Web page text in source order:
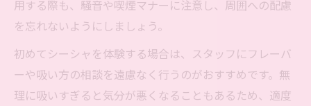
用する際も、騒音や喫煙マナーに注意し、周囲への配慮
を忘れないようにしましょう。
初めてシーシャを体験する場合は、スタッフにフレーバ
ーや吸い方の相談を遠慮なく行うのがおすすめです。無
理に吸いすぎると気分が悪くなることもあるため、適度